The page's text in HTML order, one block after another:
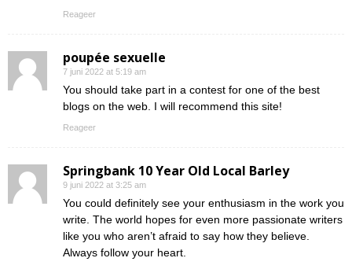
Reageer
poupée sexuelle
7 juni 2022 at 5:19 am
You should take part in a contest for one of the best
blogs on the web. I will recommend this site!
Reageer
Springbank 10 Year Old Local Barley
9 juni 2022 at 3:25 am
You could definitely see your enthusiasm in the work you
write. The world hopes for even more passionate writers
like you who aren’t afraid to say how they believe.
Always follow your heart.